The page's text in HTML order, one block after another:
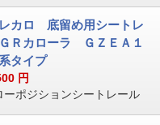
カロ 底留め用シートレ
カローラ ＧＺＥＡ１
タイプ
円
ポジションシートレール